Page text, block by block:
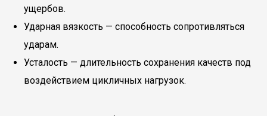
ущербов.
Ударная вязкость — способность сопротивляться
ударам.
Усталость — длительность сохранения качеств под
воздействием цикличных нагрузок.